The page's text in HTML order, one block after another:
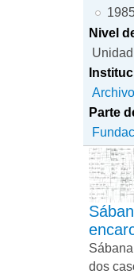
Nivel
Parte
dos